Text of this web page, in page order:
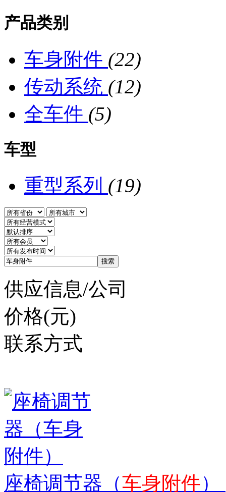
产品类别
车身附件 (22)
传动系统 (12)
全车件 (5)
车型
重型系列 (19)
搜索
供应信息/公司
价格(元)
联系方式
座椅调节器（车身附件）